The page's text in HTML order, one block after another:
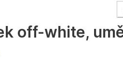
off-white,